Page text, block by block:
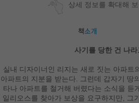
상세 정보를 확대해
사기를 당한 건 나라
실내 디자이너인 리지는 새로 짓는 아파트
아파트의 지분을 받는다. 그런데 갑자기 땅
타나 아파트를 철거해 버렸다는 소식을 듣
일리오스를 찾아가 보상을 요구하지만, 그